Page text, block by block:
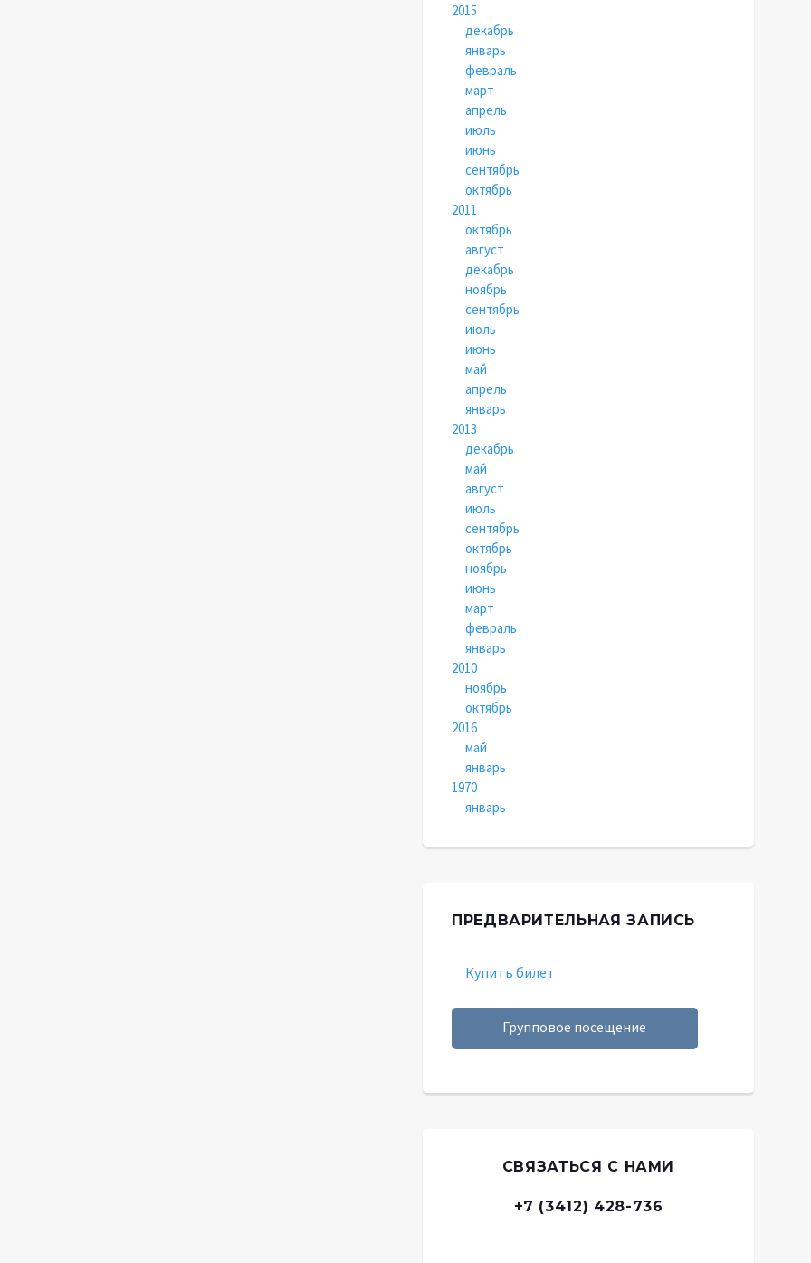
2015
декабрь
январь
февраль
март
апрель
июль
июнь
сентябрь
октябрь
2011
октябрь
август
декабрь
ноябрь
сентябрь
июль
июнь
май
апрель
январь
2013
декабрь
май
август
июль
сентябрь
октябрь
ноябрь
июнь
март
февраль
январь
2010
ноябрь
октябрь
2016
май
январь
1970
январь
ПРЕДВАРИТЕЛЬНАЯ ЗАПИСЬ
Купить билет
Групповое посещение
СВЯЗАТЬСЯ С НАМИ
+7 (3412) 428-736